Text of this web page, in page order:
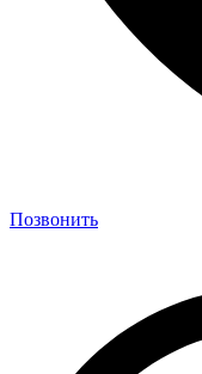
Позвонить